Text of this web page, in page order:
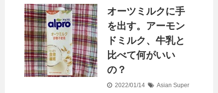
オーツミルクに手
を出す。アーモン
ドミルク、牛乳と
比べて何がいい
の？
2022/01/14
Asian Super